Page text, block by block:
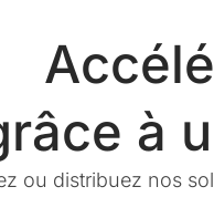
à
ou distribuez nos